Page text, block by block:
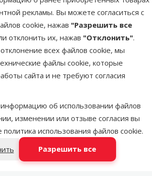
рекламы. Вы можете согласиться с
cookie, нажав "Разрешить все
отклонить их, нажав "Отклонить".
всех файлов cookie, мы
файлы cookie, которые
сайта и не требуют согласия
об использовании файлов
изменении или отзыве согласия вы
политика использования файлов cookie.
Разрешить все
tīkls послезавтра
PASTS почтовое
послезавтра
пакоматы послезавтра
Добавить в корзину